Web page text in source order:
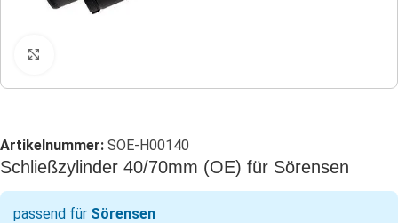
Artikelnummer: SOE-H00140
Schließzylinder 40/70mm (OE) für Sörensen
passend für Sörensen